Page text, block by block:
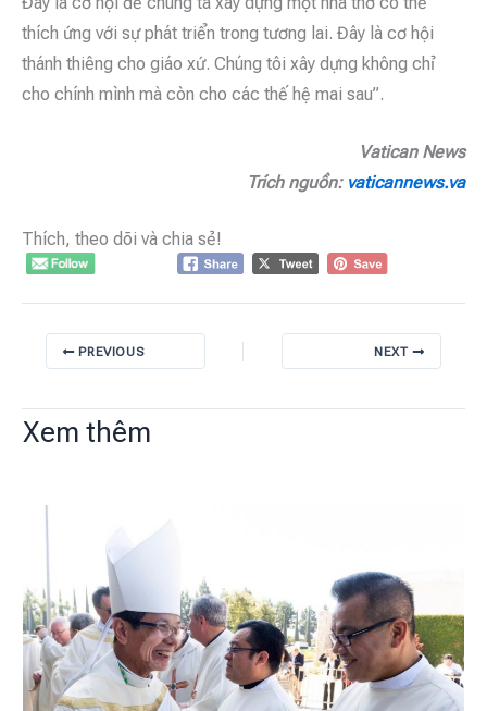
thích ứng với sự phát triển trong tương lai. Đây là cơ hội
thánh thiêng cho giáo xứ. Chúng tôi xây dựng không chỉ
cho chính mình mà còn cho các thế hệ mai sau”.
Vatican News
Trích nguồn: vaticannews.va
Thích, theo dõi và chia sẻ!
PREVIOUS NEXT
Xem thêm